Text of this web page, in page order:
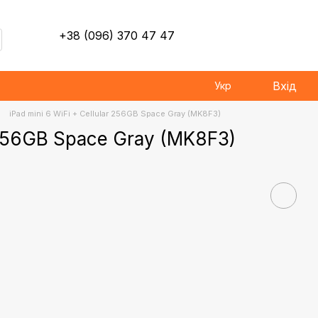
+38 (096) 370 47 47
Укр Вхід
iPad mini 6 WiFi + Cellular 256GB Space Gray (MK8F3)
Space Gray (MK8F3)